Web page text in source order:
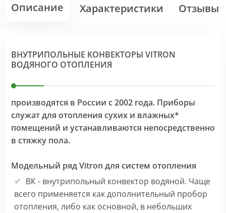
Описание Характеристики Отзывы
ВНУТРИПОЛЬНЫЕ КОНВЕКТОРЫ VITRON
ВОДЯНОГО ОТОПЛЕНИЯ
производятся в России с 2002 года. Приборы
служат для отопления сухих и влажных*
помещений и устанавливаются непосредственно
в стяжку пола.
Модельный ряд Vitron для систем отопления
ВК - внутрипольный конвектор водяной. Чаще
всего применяется как дополнительный пробор
отопления, либо как основной, в небольших